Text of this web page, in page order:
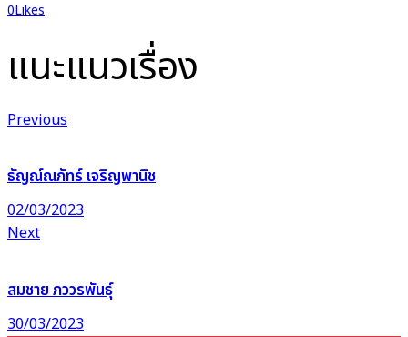
0Likes
แนะแนวเรื่อง
Previous
ธัญณ์ณภัทร์ เจริญพานิช
02/03/2023
Next
สมชาย ภววรพันธุ์
30/03/2023